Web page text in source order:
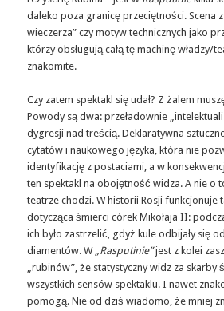
daleko poza granicę przeciętności. Scena
wieczerza” czy motyw technicznych jako
którzy obsługują całą tę machinę władzy/
znakomite.
Czy zatem spektakl się udał? Z żalem
Powody są dwa: przeładownie
dygresji nad treścią. Deklaratywna
cytatów i naukowego języka, która nie
identyfikację z postaciami, a w
ten spektakl na obojętność widza. A nie o
teatrze chodzi. W historii Rosji funkcjonuje
dotycząca śmierci córek Mikołaja II:
ich było zastrzelić, gdyż kule odbijały się
diamentów. W „Rasputinie”jest z kolei
„rubinów”, że statystyczny widz za skarby
wszystkich sensów spektaklu. I nawet
pomogą. Nie od dziś wiadomo, że mniej